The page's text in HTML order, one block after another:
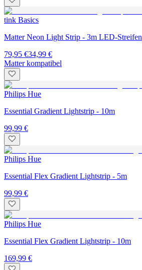
tink Basics
Matter Neon Light Strip - 3m LED-Streifen
79,95 €34,99 €
Matter kompatibel
Philips Hue
Essential Gradient Lightstrip - 10m
99,99 €
Philips Hue
Essential Flex Gradient Lightstrip - 5m
99,99 €
Philips Hue
Essential Flex Gradient Lightstrip - 10m
169,99 €